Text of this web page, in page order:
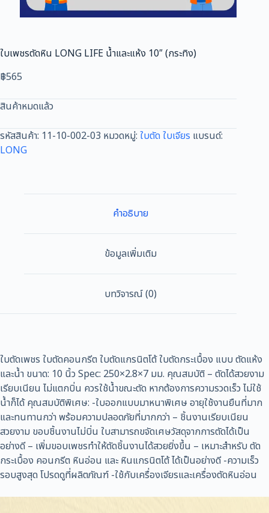
ใบเพชรตัดหิน LONG LIFE น้ำและแห้ง 10″ (กระทิง)
฿565
สินค้าหมดแล้ว
รหัสสินค้า: 11-10-002-03 หมวดหมู่: ใบตัด ใบเจียร แบรนด์:
LONG
คำอธิบาย
ข้อมูลเพิ่มเติม
บทวิจารณ์ (0)
ใบตัดเพชร ใบตัดคอนกรีต ใบตัดแกรนิตโต้ ใบตัดกระเบื้อง แบบ ตัดแห้ง
และน้ำ ขนาด: 10 นิ้ว Spec: 250×2.8×7 มม. คุณสมบัติ – ตัดได้สวยงาม
เรียบเนียน ไม่แตกบิ่น ควรใช้น้ำขณะตัด หากต้องการความรวดเร็ว ไม่ใช้
น้ำก็ได้ คุณสมบัติพิเศษ: -ใบออกแบบมาหนาพิเศษ อายุใช้งานยืนที่มาก
และทนทานกว่า พร้อมความปลอดภัยที่มากกว่า – ชิ้นงานเรียบเนียน
สวยงาม ขอบชิ้นงานไม่บิ่น ใบสามารถขจัดเศษวัสดุจากการตัดได้เป็น
อย่างดี – เพิ่มขอบเพชรทำให้ตัดชิ้นงานได้สวยยิ่งขึ้น – เหมาะสำหรับ ตัด
กระเบื้อง คอนกรีต หินอ่อน และ หินแกรนิตโต้ ได้เป็นอย่างดี -ความเร็ว
รอบสูงสุด โปรดดูที่ผลิตภัณฑ์ -ใช้กับเครื่องเจียรและเครื่องตัดหินอ่อน